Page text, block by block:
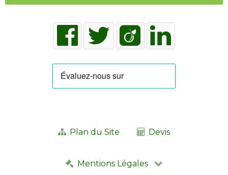
Plan du Site Devis
Mentions Légales